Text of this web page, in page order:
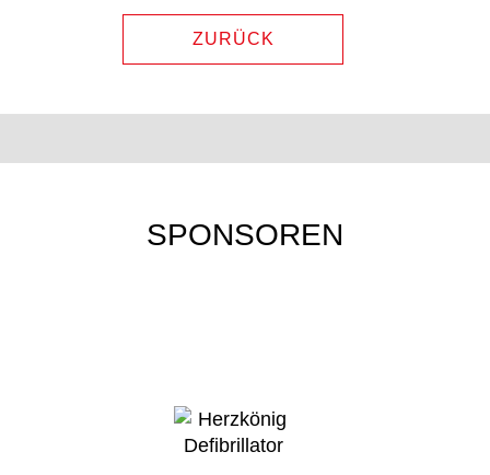
ZURÜCK
SPONSOREN